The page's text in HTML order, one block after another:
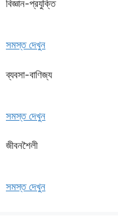
বিজ্ঞান-প্রযুক্তি
সমস্ত দেখুন
ব্যবসা-বাণিজ্য
সমস্ত দেখুন
জীবনশৈলী
সমস্ত দেখুন